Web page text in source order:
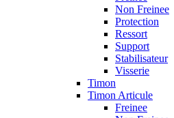
Non Freinee
Protection
Ressort
Support
Stabilisateur
Visserie
Timon
Timon Articule
Freinee